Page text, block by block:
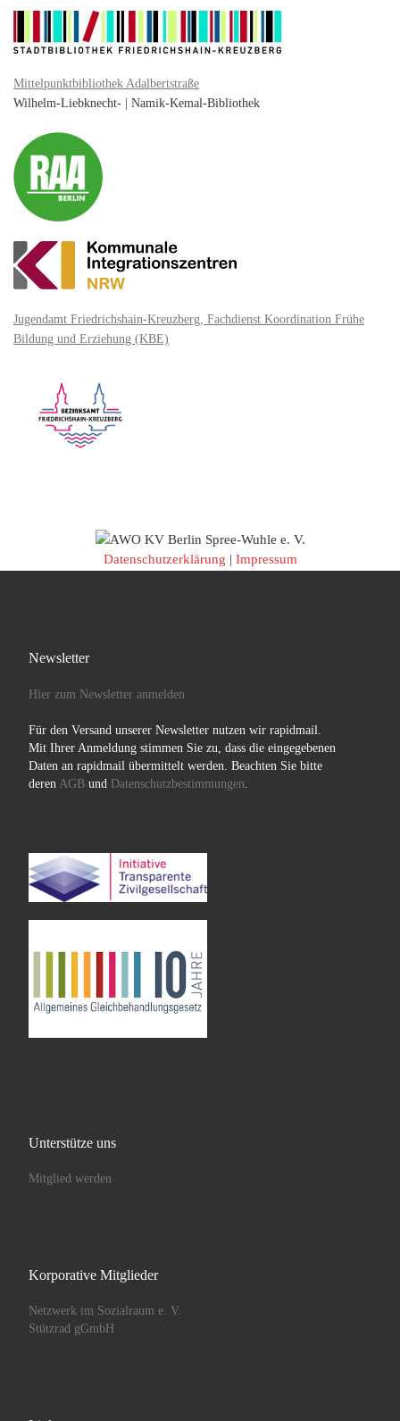
Mittelpunktbibliothek Adalbertstraße
Wilhelm-Liebknecht- | Namik-Kemal-Bibliothek
Jugendamt Friedrichshain-Kreuzberg, Fachdienst Koordination Frühe
Bildung und Erziehung (KBE)
Datenschutzerklärung | Impressum
Newsletter
Hier zum Newsletter anmelden
Für den Versand unserer Newsletter nutzen wir rapidmail.
Mit Ihrer Anmeldung stimmen Sie zu, dass die eingegebenen
Daten an rapidmail übermittelt werden. Beachten Sie bitte
deren AGBund Datenschutzbestimmungen
Unterstütze uns
Mitglied werden
Korporative Mitglieder
Netzwerk im Sozialraum e. V.
Stützrad gGmbH